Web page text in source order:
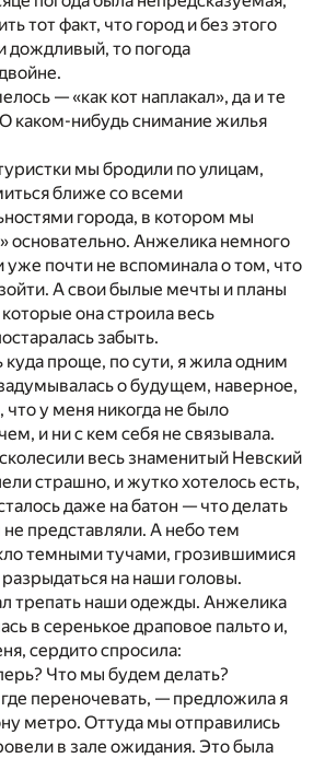
тот факт, что город и без этого
дождливый, то погода
— «как кот наплакал», да и те
О каком-нибудь снимание жилья
мы бродили по улицам,
ближе со всеми
города, в котором мы
основательно. Анжелика немного
уже почти не вспоминала о том, что
А свои былые мечты и планы
она строила весь
забыть.
куда проще, по сути, я жила одним
о будущем, наверное,
что у меня никогда не было
и ни с кем себя не связывала.
весь знаменитый Невский
страшно, и жутко хотелось есть,
даже на батон — что делать
представляли. А небо тем
темными тучами, грозившимися
на наши головы.
трепать наши одежды. Анжелика
в серенькое драповое пальто и,
сердито спросила:
Что мы будем делать?
переночевать, — предложила я
метро. Оттуда мы отправились
в зале ожидания. Это была